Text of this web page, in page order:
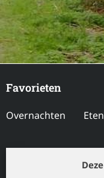
Favorieten
Overnachten